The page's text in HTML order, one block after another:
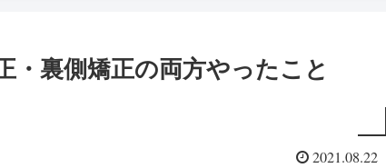
・裏側矯正の両方やったこと
2021.08.22